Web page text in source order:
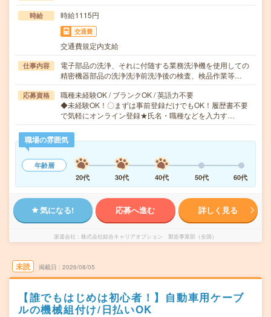
時給 時給1115円
交通費
交通費規定内支給
仕事内容
電子部品の洗浄、それに付随する業務洗浄機を使用しての
精密機器部品の洗浄洗浄前洗浄後の検査、検品作業等…
応募資格
職種未経験OK / ブランクOK / 英語力不要
◆未経験OK！〇まずは事前登録だけでもOK！履歴書不要
で気軽にオンライン登録★氏名・職種などを入力す…
職場の雰囲気
年齢層
20代
30代 40代 50代 60代
気になる! 応募へ進む 詳しく見る
派遣会社 株式会社綜合キャリアオプション 製造事業部（全国）
未読 掲載日 2026/08/05
【誰でもはじめは初心者！】自動車用ケーブ
ルの機械組付け/日払いOK